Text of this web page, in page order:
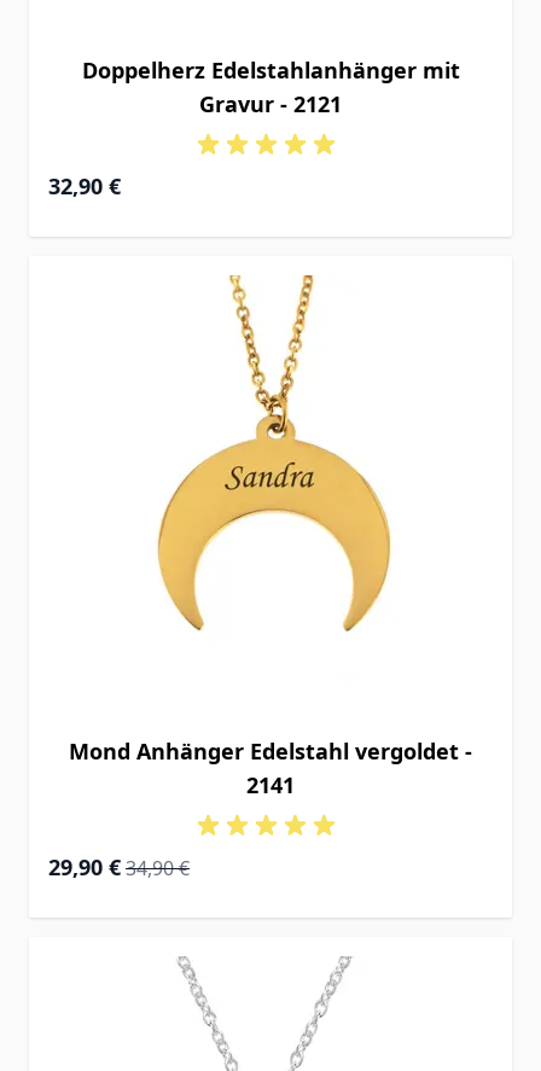
Doppelherz Edelstahlanhänger mit
Gravur - 2121
32,90 €
Mond Anhänger Edelstahl vergoldet -
2141
Special Price
29,90 € Regular Price
34,90 €